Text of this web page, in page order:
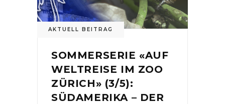
AKTUELL BEITRAG
SOMMERSERIE «AUF
WELTREISE IM ZOO
ZÜRICH» (3/5):
SÜDAMERIKA – DER